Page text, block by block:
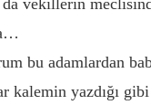
vekillerin
bu adamlardan
kalemin yazdığı